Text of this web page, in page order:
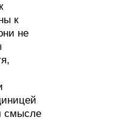
к
не
смысле